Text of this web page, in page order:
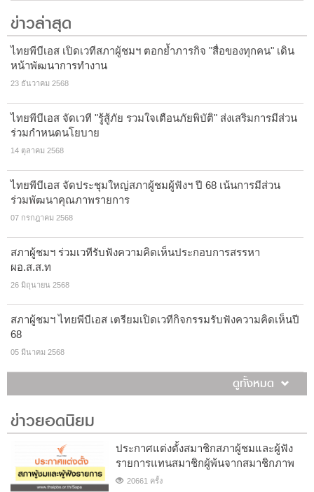
ข่าวล่าสุด
ไทยพีบีเอส เปิดเวทีสภาผู้ชมฯ ตอกย้ำภารกิจ "สื่อของทุกคน" เดิน
หน้าพัฒนาการทำงาน
23 ธันวาคม 2568
ไทยพีบีเอส จัดเวที "รู้สู้ภัย รวมใจเตือนภัยพิบัติ" ส่งเสริมการมีส่วน
ร่วมกำหนดนโยบาย
14 ตุลาคม 2568
ไทยพีบีเอส จัดประชุมใหญ่สภาผู้ชมผู้ฟังฯ ปี 68 เน้นการมีส่วน
ร่วมพัฒนาคุณภาพรายการ
07 กรกฎาคม 2568
สภาผู้ชมฯ ร่วมเวทีรับฟังความคิดเห็นประกอบการสรรหา
ผอ.ส.ส.ท
26 มิถุนายน 2568
สภาผู้ชมฯ ไทยพีบีเอส เตรียมเปิดเวทีกิจกรรมรับฟังความคิดเห็นปี
68
05 มีนาคม 2568
ดูทั้งหมด
ข่าวยอดนิยม
ประกาศแต่งตั้งสมาชิกสภาผู้ชมและผู้ฟัง
รายการแทนสมาชิกผู้พ้นจากสมาชิกภาพ
20661 ครั้ง